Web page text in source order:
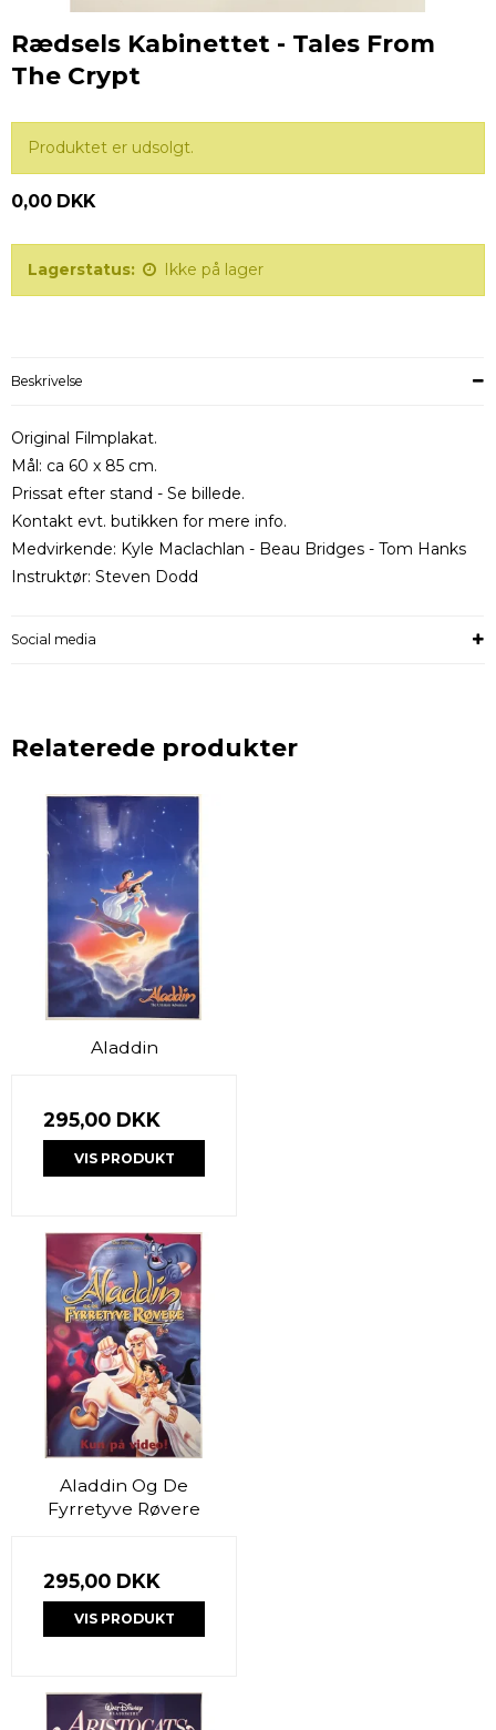
Rædsels Kabinettet - Tales From
The Crypt
Produktet er udsolgt.
0,00 DKK
Lagerstatus: Ikke på lager
Beskrivelse
Original Filmplakat.
Mål: ca 60 x 85 cm.
Prissat efter stand - Se billede.
Kontakt evt. butikken for mere info.
Medvirkende: Kyle Maclachlan - Beau Bridges - Tom Hanks
Instruktør: Steven Dodd
Social media
Relaterede produkter
Aladdin
295,00 DKK
VIS PRODUKT
Aladdin Og De
Fyrretyve Røvere
295,00 DKK
VIS PRODUKT